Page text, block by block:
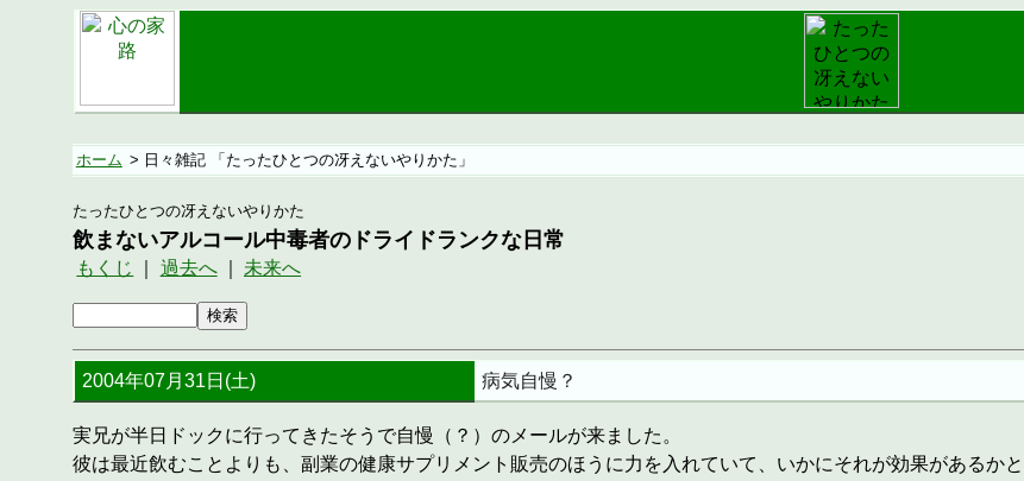
ホーム > 日々雑記 「たったひとつの冴えないやりかた」
たったひとつの冴えないやりかた
飲まないアルコール中毒者のドライドランクな日常
もくじ 過去へ 未来へ
2004年07月31日(土) 病気自慢？
実兄が半日ドックに行ってきたそうで自慢（？）のメールが来ました。
彼は最近飲むことよりも、副業の健康サプリメント販売のほうに力を入れていて、いかにそれが効果があるか